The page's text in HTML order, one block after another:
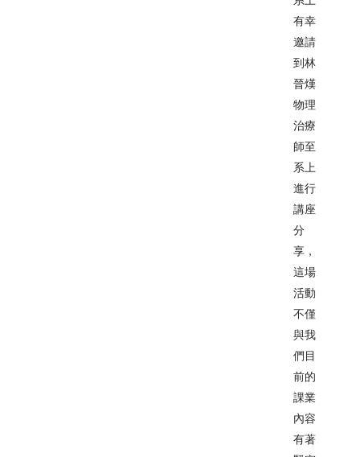
有幸
邀請
到林
晉熯
物理
治療
師至
系上
進行
講座
分
享，
這場
活動
不僅
與我
們目
前的
課業
內容
有著